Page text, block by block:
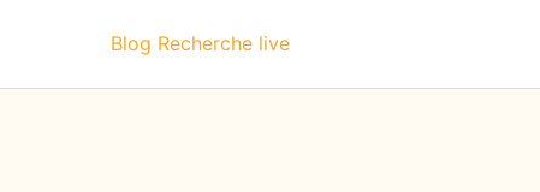
Blog Recherche live